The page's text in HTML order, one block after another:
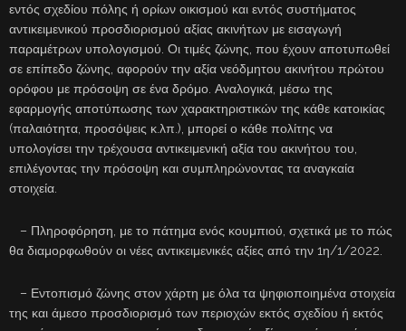
εντός σχεδίου πόλης ή ορίων οικισμού και εντός συστήματος
αντικειμενικού προσδιορισμού αξίας ακινήτων με εισαγωγή
παραμέτρων υπολογισμού. Οι τιμές ζώνης, που έχουν αποτυπωθεί
σε επίπεδο ζώνης, αφορούν την αξία νεόδμητου ακινήτου πρώτου
ορόφου με πρόσοψη σε ένα δρόμο. Αναλογικά, μέσω της
εφαρμογής αποτύπωσης των χαρακτηριστικών της κάθε κατοικίας
(παλαιότητα, προσόψεις κ.λπ.), μπορεί ο κάθε πολίτης να
υπολογίσει την τρέχουσα αντικειμενική αξία του ακινήτου του,
επιλέγοντας την πρόσοψη και συμπληρώνοντας τα αναγκαία
στοιχεία.
– Πληροφόρηση, με το πάτημα ενός κουμπιού, σχετικά με το πώς
θα διαμορφωθούν οι νέες αντικειμενικές αξίες από την 1η/1/2022.
– Εντοπισμό ζώνης στον χάρτη με όλα τα ψηφιοποιημένα στοιχεία
της και άμεσο προσδιορισμό των περιοχών εκτός σχεδίου ή εκτός